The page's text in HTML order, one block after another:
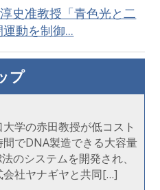
史准教授「青色光と二
動を制御...
プ
大学の赤田教授が低コスト
間でDNA製造できる大容量
法のシステムを開発され、
会社ヤナギヤと共同[…]